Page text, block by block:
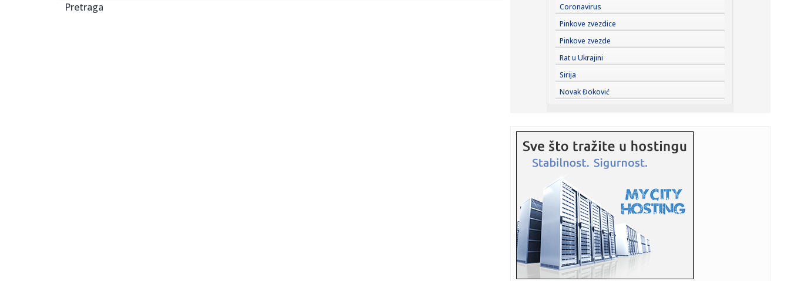
Pretraga
07:02:Audi je u poslednjem trenutku odustao od kontroverznih
ručki na ...
07:00:Barselona otkazala meč, dobro se zna zbog čega (FOTO)
07:00:Američko-iranski rat i “slabosti” nosača aviona
06:37: Vreli dani tek stižu: Danas do 36 stepeni, a naredne
nedelje pak...
05:53:
Pančeva
05:05:Рецепт дана: Права летња торта
03:11:Preminuo menadžer Smashing Pumpkins i Morrisseya
Peter Katsis
01:40:Veliko priznanje za automobil iz Srbije: Fiat Grande Panda
Coronavirus
Pinkove zvezdice
Pinkove zvezde
Rat u Ukrajini
Sirija
Novak Đoković